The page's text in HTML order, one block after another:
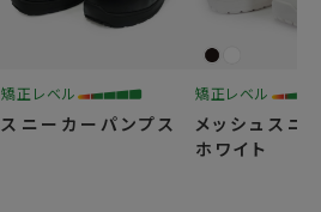
矯正レベル
スニーカーパンプス
矯正レベル
メッシュスニ
ホワイト